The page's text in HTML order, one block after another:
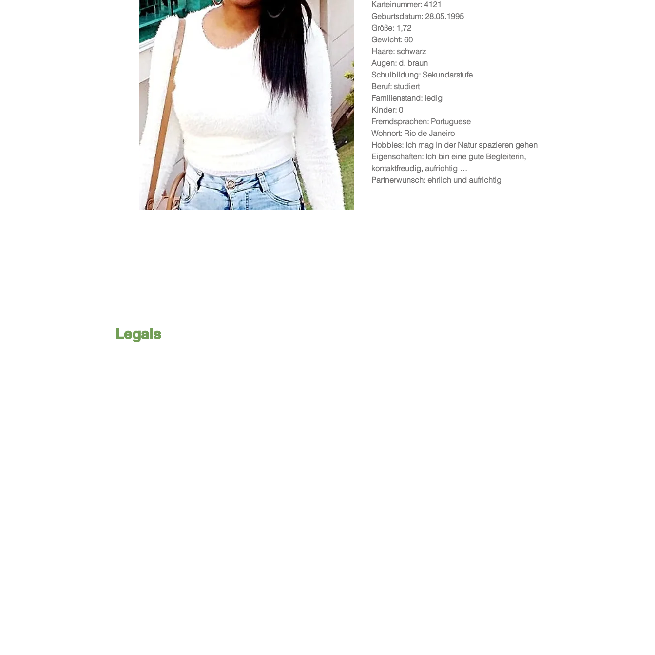
Karteinummer: 4121
Geburtsdatum: 28.05.1995
Größe: 1,72
Gewicht: 60
Haare: schwarz
Augen: d. braun
Schulbildung: Sekundarstufe
Beruf: studiert
Familienstand: ledig
Kinder: 0
Fremdsprachen: Portuguese
Wohnort: Rio de Janeiro
Hobbies: Ich mag in der Natur spazieren gehen
Eigenschaften: Ich bin eine gute Begleiterin,
kontaktfreudig, aufrichtig …
Partnerwunsch: ehrlich und aufrichtig
Legals